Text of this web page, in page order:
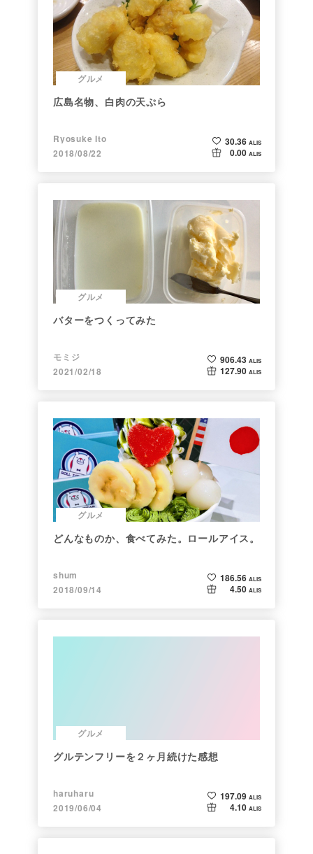
グルメ
広島名物、白肉の天ぷら
Ryosuke Ito
2018/08/22
30.36 ALIS
0.00 ALIS
グルメ
バターをつくってみた
モミジ
2021/02/18
906.43 ALIS
127.90 ALIS
グルメ
どんなものか、食べてみた。ロールアイス。
shum
2018/09/14
186.56 ALIS
4.50 ALIS
グルメ
グルテンフリーを２ヶ月続けた感想
haruharu
2019/06/04
197.09 ALIS
4.10 ALIS